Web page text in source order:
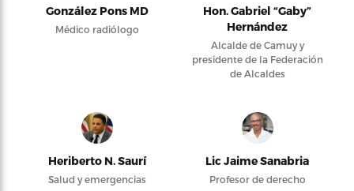
González Pons MD
Médico radiólogo
Hon. Gabriel “Gaby”
Hernández
Alcalde de Camuy y
presidente de la Federación
de Alcaldes
Heriberto N. Saurí
Salud y emergencias
Lic Jaime Sanabria
Profesor de derecho